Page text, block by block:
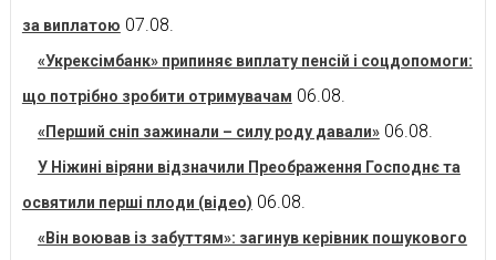
за виплатою 07.08.
«Укрексімбанк» припиняє виплату пенсій і соцдопомоги:
що потрібно зробити отримувачам 06.08.
«Перший сніп зажинали – силу роду давали» 06.08.
У Ніжині віряни відзначили Преображення Господнє та
освятили перші плоди (відео) 06.08.
«Він воював із забуттям»: загинув керівник пошукового